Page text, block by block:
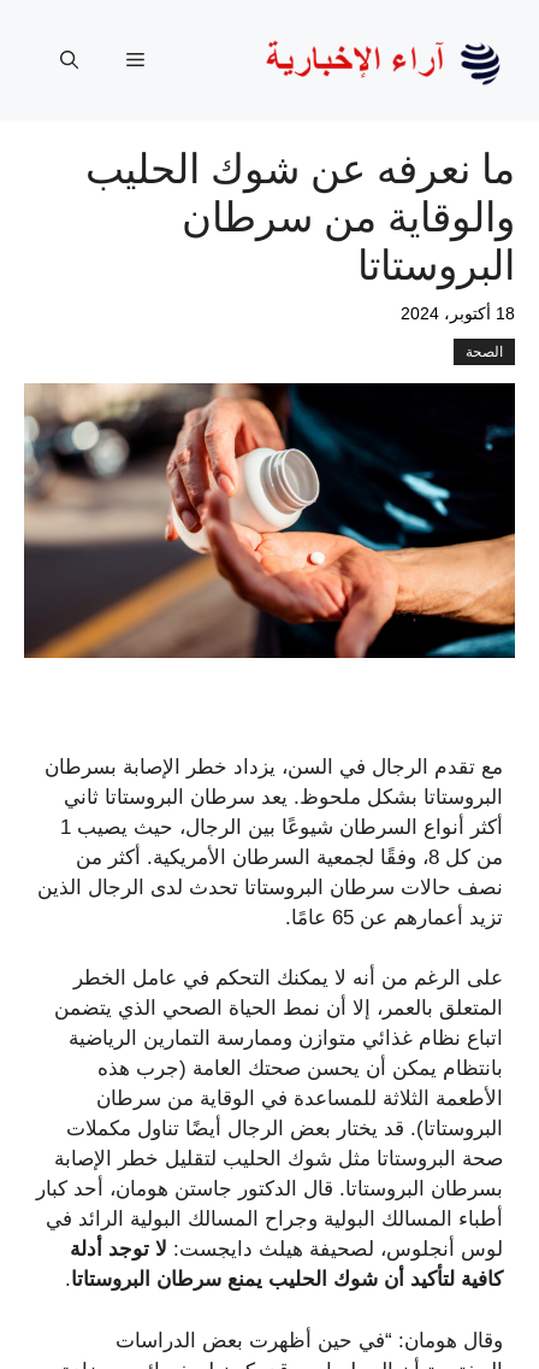
المحتوى
القائمة
ما نعرفه عن شوك الحليب
والوقاية من سرطان
البروستاتا
18 أكتوبر، 2024
الصحة
مع تقدم الرجال في السن، يزداد خطر الإصابة بسرطان
البروستاتا بشكل ملحوظ. يعد سرطان البروستاتا ثاني
أكثر أنواع السرطان شيوعًا بين الرجال، حيث يصيب 1
من كل 8، وفقًا لجمعية السرطان الأمريكية. أكثر من
نصف حالات سرطان البروستاتا تحدث لدى الرجال الذين
تزيد أعمارهم عن 65 عامًا.
على الرغم من أنه لا يمكنك التحكم في عامل الخطر
المتعلق بالعمر، إلا أن نمط الحياة الصحي الذي يتضمن
اتباع نظام غذائي متوازن وممارسة التمارين الرياضية
بانتظام يمكن أن يحسن صحتك العامة (جرب هذه
الأطعمة الثلاثة للمساعدة في الوقاية من سرطان
البروستاتا). قد يختار بعض الرجال أيضًا تناول مكملات
صحة البروستاتا مثل شوك الحليب لتقليل خطر الإصابة
بسرطان البروستاتا. قال الدكتور جاستن هومان، أحد كبار
أطباء المسالك البولية وجراح المسالك البولية الرائد في
لوس أنجلوس، لصحيفة هيلث دايجست: لا توجد أدلة
كافية لتأكيد أن شوك الحليب يمنع سرطان البروستاتا.
وقال هومان: “في حين أظهرت بعض الدراسات